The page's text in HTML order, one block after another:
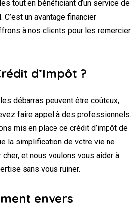
tout en bénéficiant d’un service de
un avantage financier
à nos clients pour les remercier
d’Impôt ?
débarras peuvent être coûteux,
faire appel à des professionnels.
mis en place ce crédit d’impôt de
la simplification de votre vie ne
et nous voulons vous aider à
sans vous ruiner.
envers